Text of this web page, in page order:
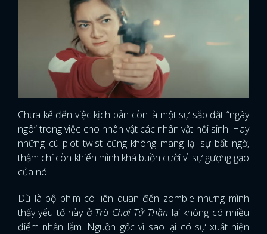
Chưa kể đến việc kịch bản còn là một sự sắp đặt “ngây
ngô” trong việc cho nhân vật các nhân vật hồi sinh. Hay
những cú plot twist cũng không mang lại sự bất ngờ,
thậm chí còn khiến mình khá buồn cười vì sự gượng gạo
của nó.
Dù là bộ phim có liên quan đến zombie nhưng mình
thấy yếu tố này ở Trò Chơi Tử Thần lại không có nhiều
điểm nhấn lắm. Nguồn gốc vì sao lại có sự xuất hiện